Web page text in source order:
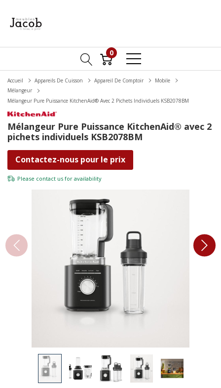
0
Accueil Appareils De Cuisson Appareil De Comptoir
Mobile
Mélangeur
Mélangeur Pure Puissance KitchenAid® Avec 2 Pichets Individuels KSB2078BM
Mélangeur Pure Puissance KitchenAid® avec 2
pichets individuels KSB2078BM
Contactez-nous pour le prix
Please contact us for availability